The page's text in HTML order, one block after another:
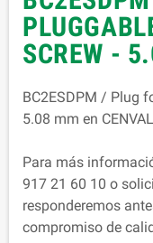
SCREW -
BC2ESDPM / Plug
5.08 mm en
Para más
917 21 60 10 o
responderemos
compromiso de